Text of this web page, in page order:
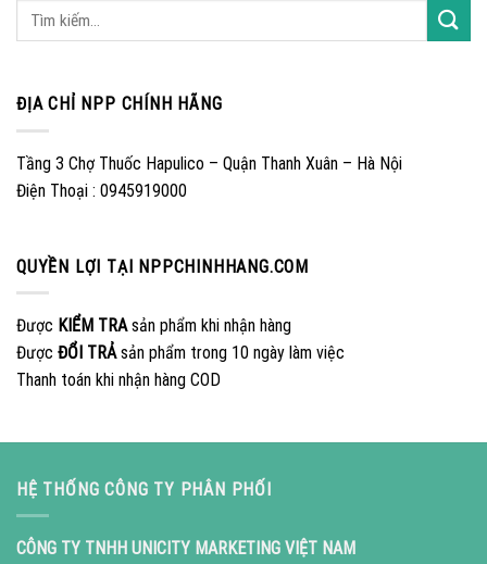
ĐỊA CHỈ NPP CHÍNH HÃNG
Tầng 3 Chợ Thuốc Hapulico – Quận Thanh Xuân – Hà Nội
Điện Thoại : 0945919000
QUYỀN LỢI TẠI NPPCHINHHANG.COM
Được KIỂM TRAsản phẩm khi nhận hàng
Được ĐỔI TRẢsản phẩm trong 10 ngày làm việc
Thanh toán khi nhận hàng COD
HỆ THỐNG CÔNG TY PHÂN PHỐI
CÔNG TY TNHH UNICITY MARKETING VIỆT NAM